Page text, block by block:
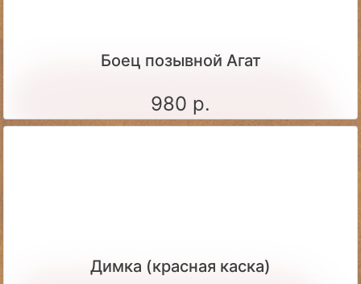
Боец позывной Агат
980 р.
Димка (красная каска)